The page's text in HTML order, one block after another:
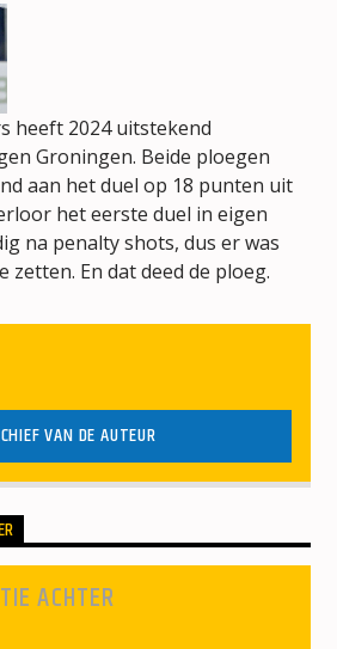
heeft 2024 uitstekend
Groningen. Beide ploegen
aan het duel op 18 punten uit
het eerste duel in eigen
na penalty shots, dus er was
zetten. En dat deed de ploeg.
VAN DE AUTEUR
ACHTER